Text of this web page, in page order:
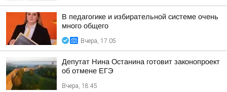
В педагогике и избирательной системе очень
много общего
Вчера, 17:05
Депутат Нина Останина готовит законопроект
об отмене ЕГЭ
Вчера, 18:45